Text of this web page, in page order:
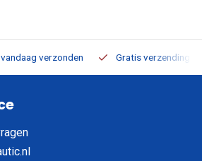
verzonden Gratis verzending